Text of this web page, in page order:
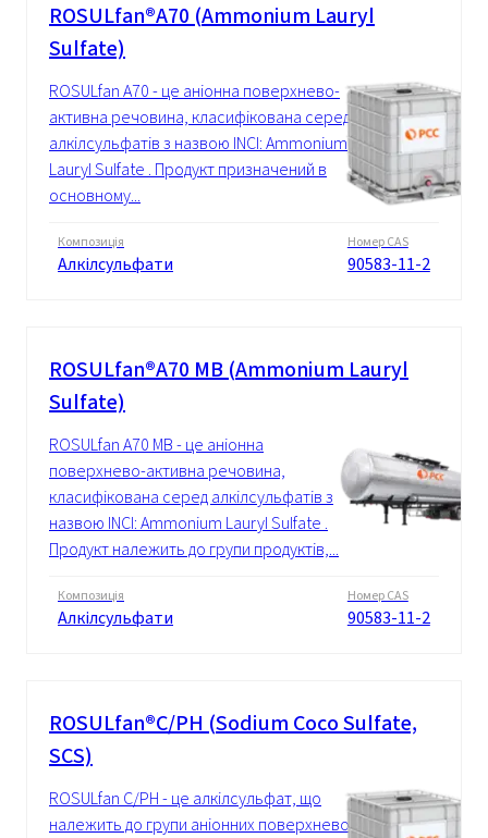
ROSULfan®A70 (Ammonium Lauryl
Sulfate)
ROSULfan A70 - це аніонна поверхнево-
активна речовина, класифікована серед
алкілсульфатів з назвою INCI: Ammonium
Lauryl Sulfate . Продукт призначений в
основному...
Композиція
Алкілсульфати
Номер CAS
90583-11-2
ROSULfan®A70 MB (Ammonium Lauryl
Sulfate)
ROSULfan A70 MB - це аніонна
поверхнево-активна речовина,
класифікована серед алкілсульфатів з
назвою INCI: Ammonium Lauryl Sulfate .
Продукт належить до групи продуктів,...
Композиція
Алкілсульфати
Номер CAS
90583-11-2
ROSULfan®C/PH (Sodium Coco Sulfate,
SCS)
ROSULfan C/PH - це алкілсульфат, що
належить до групи аніонних поверхнево-